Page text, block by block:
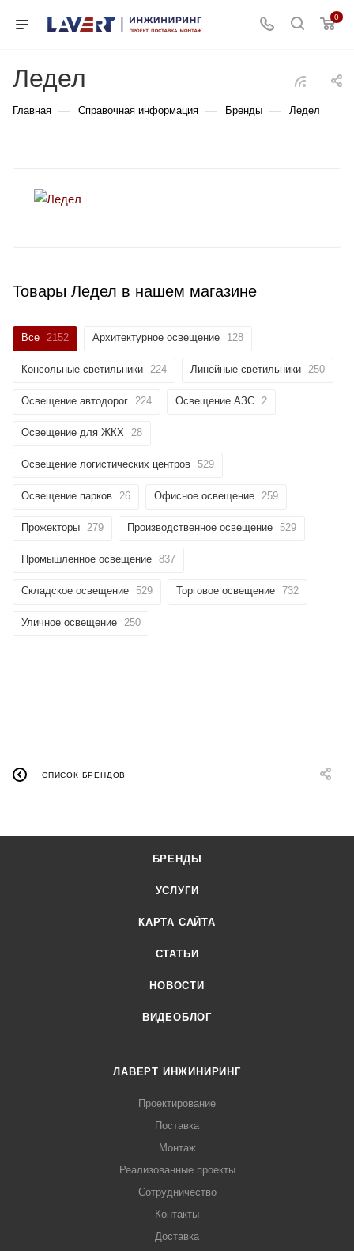
0
Ледел
Главная — Справочная информация — Бренды — Ледел
Товары Ледел в нашем магазине
Все 2152 Архитектурное освещение 128
Консольные светильники 224 Линейные светильники 250
Освещение автодорог 224 Освещение АЗС 2
Освещение для ЖКХ 28
Освещение логистических центров 529
Освещение парков 26 Офисное освещение 259
Прожекторы 279 Производственное освещение 529
Промышленное освещение 837
Складское освещение 529 Торговое освещение 732
Уличное освещение 250
СПИСОК БРЕНДОВ
БРЕНДЫ
УСЛУГИ
КАРТА САЙТА
СТАТЬИ
НОВОСТИ
ВИДЕОБЛОГ
ЛАВЕРТ ИНЖИНИРИНГ
Проектирование
Поставка
Монтаж
Реализованные проекты
Сотрудничество
Контакты
Доставка